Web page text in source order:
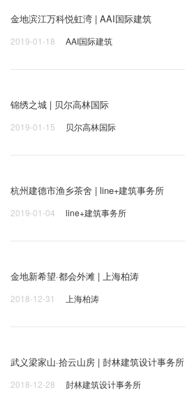
金地滨江万科悦虹湾 | AAI国际建筑
2019-01-18 AAI国际建筑
锦绣之城 | 贝尔高林国际
2019-01-15 贝尔高林国际
杭州建德市渔乡茶舍 | line+建筑事务所
2019-01-04 line+建筑事务所
金地新希望·都会外滩 | 上海柏涛
2018-12-31 上海柏涛
武义梁家山·拾云山房 | 尌林建筑设计事务所
2018-12-28 尌林建筑设计事务所